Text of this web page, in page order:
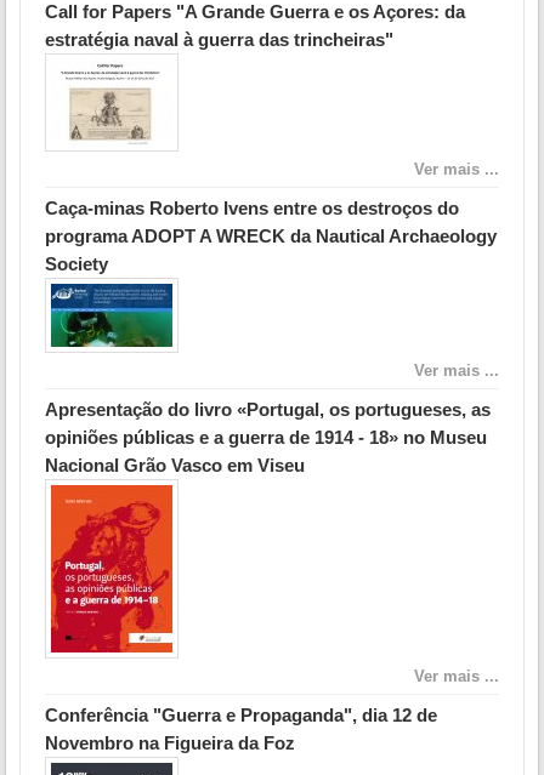
Call for Papers "A Grande Guerra e os Açores: da
estratégia naval à guerra das trincheiras"
Ver mais ...
Caça-minas Roberto Ivens entre os destroços do
programa ADOPT A WRECK da Nautical Archaeology
Society
Ver mais ...
Apresentação do livro «Portugal, os portugueses, as
opiniões públicas e a guerra de 1914 - 18» no Museu
Nacional Grão Vasco em Viseu
Ver mais ...
Conferência "Guerra e Propaganda", dia 12 de
Novembro na Figueira da Foz